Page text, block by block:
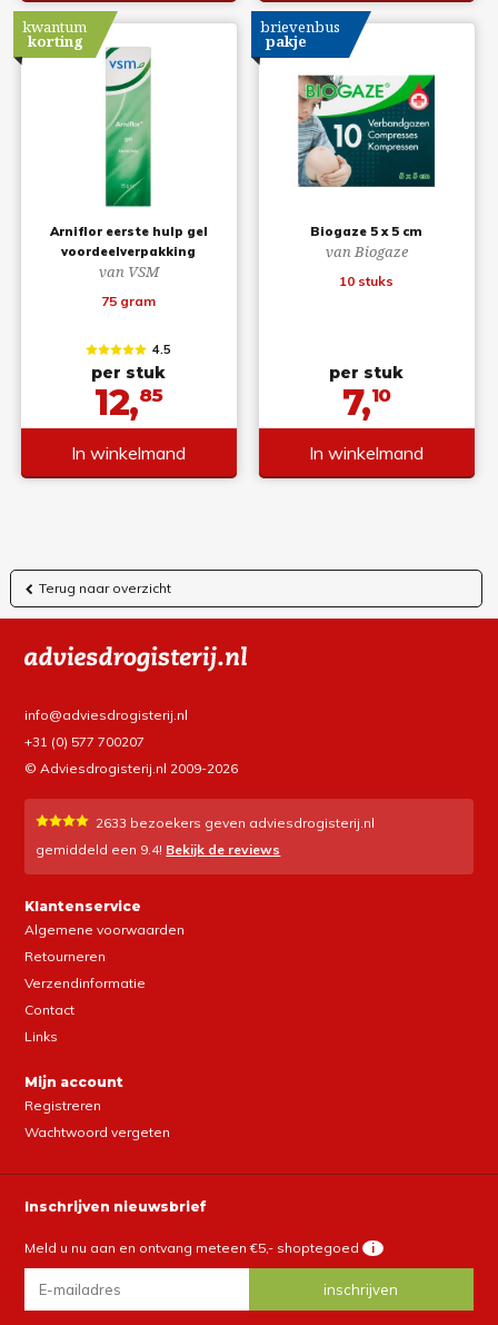
Arniflor eerste hulp gel
voordeelverpakking
van VSM
75 gram
kwantum
korting
4.5
per stuk
12,85
In winkelmand
Biogaze 5 x 5 cm
van Biogaze
10 stuks
brievenbus
pakje
per stuk
7,10
In winkelmand
Terug naar overzicht
info@adviesdrogisterij.nl
+31 (0) 577 700207
© Adviesdrogisterij.nl 2009-2026
2633 bezoekers geven adviesdrogisterij.nl
gemiddeld een 9.4! Bekijk de reviews
Klantenservice
Algemene voorwaarden
Retourneren
Verzendinformatie
Contact
Links
Mijn account
Registreren
Wachtwoord vergeten
Inschrijven nieuwsbrief
Meld u nu aan en ontvang meteen €5,- shoptegoed i